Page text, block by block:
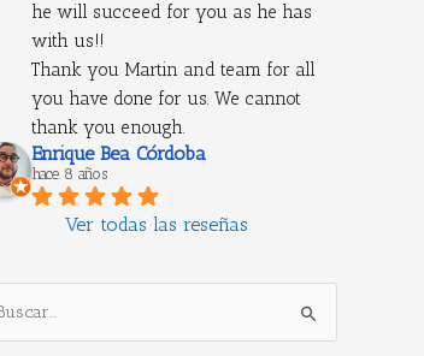
he will succeed for you as he has
with us!!
Thank you Martin and team for all
you have done for us. We cannot
thank you enough.
Enrique Bea Córdoba
hace 8 años
Ver todas las reseñas